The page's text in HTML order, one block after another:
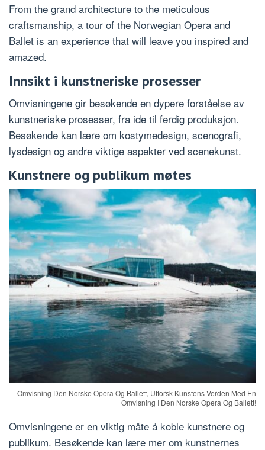
From the grand architecture to the meticulous
craftsmanship, a tour of the Norwegian Opera and
Ballet is an experience that will leave you inspired and
amazed.
Innsikt i kunstneriske prosesser
Omvisningene gir besøkende en dypere forståelse av
kunstneriske prosesser, fra ide til ferdig produksjon.
Besøkende kan lære om kostymedesign, scenografi,
lysdesign og andre viktige aspekter ved scenekunst.
Kunstnere og publikum møtes
Omvisning Den Norske Opera Og Ballett, Utforsk Kunstens Verden Med En
Omvisning I Den Norske Opera Og Ballett!
Omvisningene er en viktig måte å koble kunstnere og
publikum. Besøkende kan lære mer om kunstnernes